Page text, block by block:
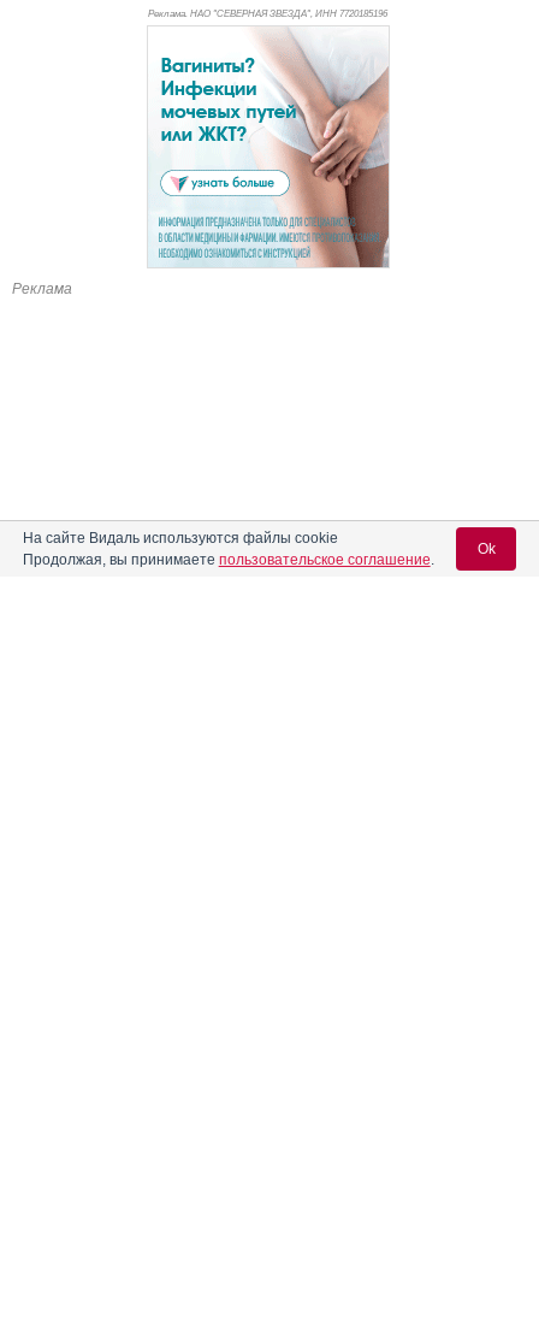
Реклама. НАО "СЕВЕРНАЯ ЗВЕЗДА", ИНН 7720185196
Реклама
На сайте Видаль используются файлы cookie
Продолжая, вы принимаете пользовательское соглашение.
Ok